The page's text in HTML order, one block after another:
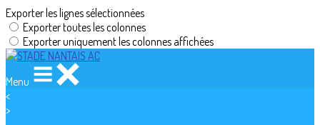
Exporter les lignes sélectionnées
Exporter toutes les colonnes
Exporter uniquement les colonnes affichées
Menu
<
>